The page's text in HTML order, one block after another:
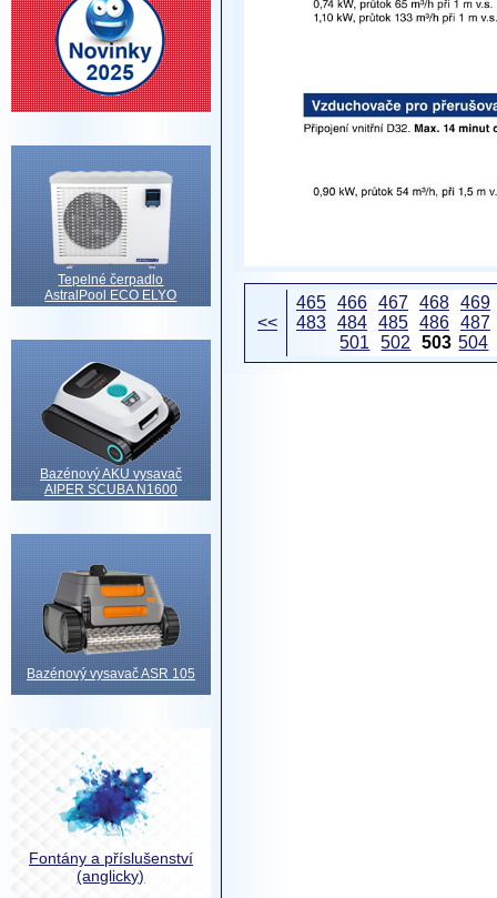
Tepelné čerpadlo
AstralPool ECO ELYO
Bazénový AKU vysavač
AIPER SCUBA N1600
Bazénový vysavač ASR 105
Fontány a příslušenství
(anglicky)
<<
465 466 467 468 469
483 484 485 486 487
501
502 503 504